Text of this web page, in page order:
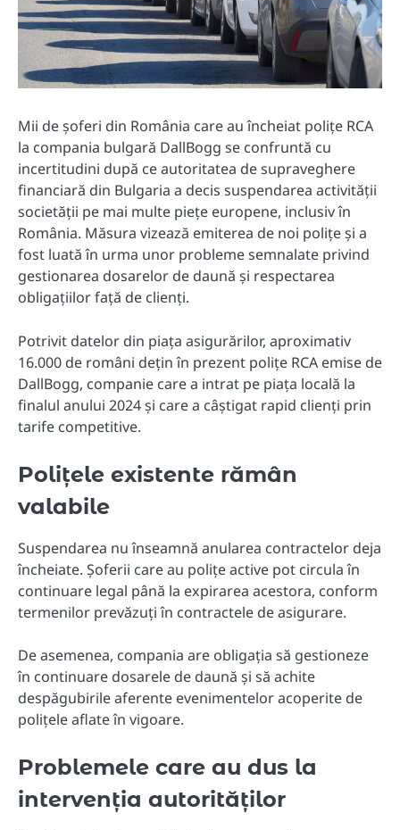
Mii de șoferi din România care au încheiat polițe RCA
la compania bulgară DallBogg se confruntă cu
incertitudini după ce autoritatea de supraveghere
financiară din Bulgaria a decis suspendarea activității
societății pe mai multe piețe europene, inclusiv în
România. Măsura vizează emiterea de noi polițe și a
fost luată în urma unor probleme semnalate privind
gestionarea dosarelor de daună și respectarea
obligațiilor față de clienți.
Potrivit datelor din piața asigurărilor, aproximativ
16.000 de români dețin în prezent polițe RCA emise de
DallBogg, companie care a intrat pe piața locală la
finalul anului 2024 și care a câștigat rapid clienți prin
tarife competitive.
Polițele existente rămân
valabile
Suspendarea nu înseamnă anularea contractelor deja
încheiate. Șoferii care au polițe active pot circula în
continuare legal până la expirarea acestora, conform
termenilor prevăzuți în contractele de asigurare.
De asemenea, compania are obligația să gestioneze
în continuare dosarele de daună și să achite
despăgubirile aferente evenimentelor acoperite de
polițele aflate în vigoare.
Problemele care au dus la
intervenția autorităților